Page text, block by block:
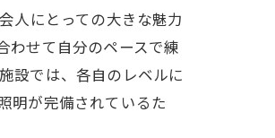
人にとっての大きな魅力
わせて自分のペースで練
設では、各自のレベルに
明が完備されているた